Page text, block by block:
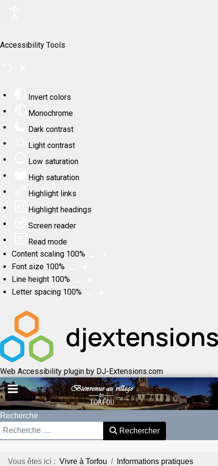
Accessibility Tools
Invert colors
Monochrome
Dark contrast
Light contrast
Low saturation
High saturation
Highlight links
Highlight headings
Screen reader
Read mode
Content scaling 100%
Font size 100%
Line height 100%
Letter spacing 100%
Web Accessibility plugin by DJ-Extensions.com
Recherche
Rechercher
Vous êtes ici : Vivre à Torfou
Informations pratiques